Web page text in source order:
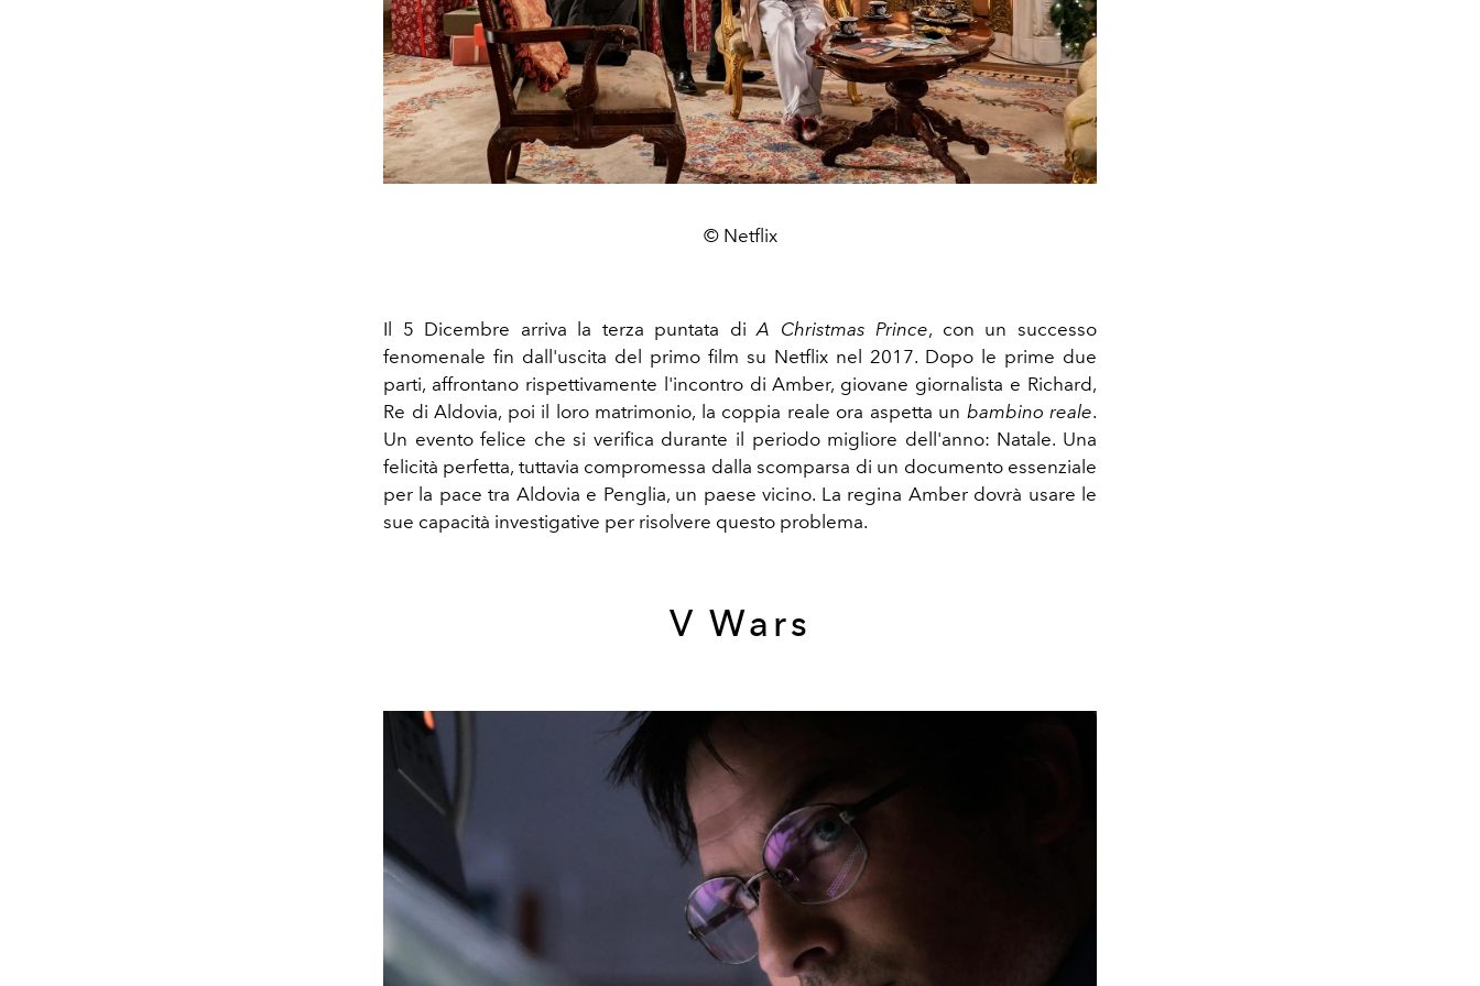
© Netflix
Il 5 Dicembre arriva la terza puntata diA Christmas Prince, con un successo
fenomenale fin dall'uscita del primo film su Netflix nel 2017. Dopo le prime due
parti, affrontano rispettivamente l'incontro di Amber, giovane giornalista e Richard,
Re di Aldovia, poi il loro matrimonio, la coppia reale ora aspetta un bambino reale.
Un evento felice che si verifica durante il periodo migliore dell'anno: Natale. Una
felicità perfetta, tuttavia compromessa dalla scomparsa di un documento essenziale
per la pace tra Aldovia e Penglia, un paese vicino. La regina Amber dovrà usare le
sue capacità investigative per risolvere questo problema.
V Wars